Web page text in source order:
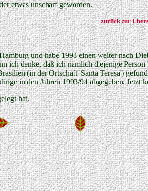
etwas unscharf geworden.
zurück zur
und habe 1998 einen weiter nach
denke, daß ich nämlich diejenige
(in der Ortschaft 'Santa Teresa')
in den Jahren 1993/94 abgegeben. Jetzt
hat.